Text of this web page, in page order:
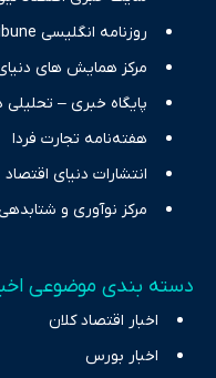
روزنامه انگلیسی Financial Tribune
مرکز همایش های
پایگاه خبری –
هفته‌نامه تجارت فردا
انتشارات دنیای اقتصاد
مرکز نوآوری و
دسته بندی موضوعی
اخبار اقتصاد کلان
اخبار بورس